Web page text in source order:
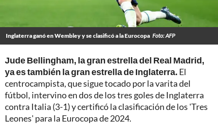
Inglaterra ganó en Wembley y se clasificó a la Eurocopa Foto: AFP
Jude Bellingham, la gran estrella del Real Madrid,
ya es también la gran estrella de Inglaterra. El
centrocampista, que sigue tocado por la varita del
fútbol, intervino en dos de los tres goles de Inglaterra
contra Italia (3-1) y certificó la clasificación de los 'Tres
Leones' para la Eurocopa de 2024.